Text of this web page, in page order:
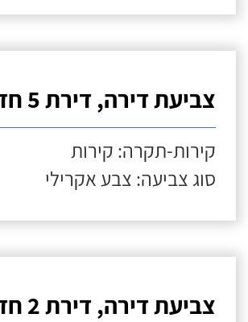
צביעת דירה, דירת 5 חדרים
קירות-תקרה: קירות
סוג צביעה: צבע אקרילי
צביעת דירה, דירת 2 חדרים